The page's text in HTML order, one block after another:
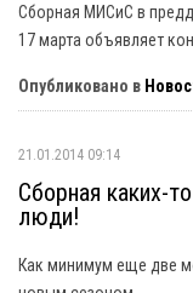
Сборная МИСиС в
17 марта объявляет
Опубликовано в
21.01.2014 09:14
Сборная каких-
люди!
Как минимум еще две